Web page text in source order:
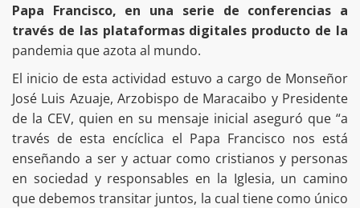
Papa Francisco, en una serie de conferencias a
través de las plataformas digitales producto de la
pandemia que azota al mundo.
El inicio de esta actividad estuvo a cargo de Monseñor
José Luis Azuaje, Arzobispo de Maracaibo y Presidente
de la CEV, quien en su mensaje inicial aseguró que “a
través de esta encíclica el Papa Francisco nos está
enseñando a ser y actuar como cristianos y personas
en sociedad y responsables en la Iglesia, un camino
que debemos transitar juntos, la cual tiene como único